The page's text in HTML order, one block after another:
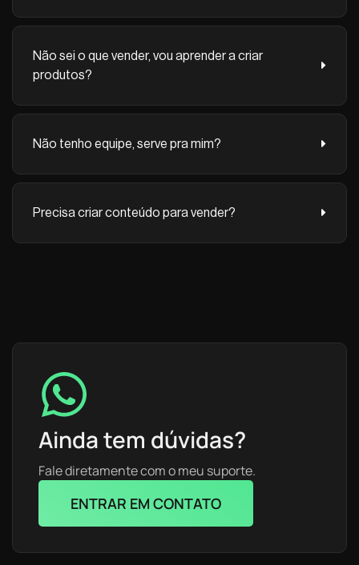
Não sei o que vender, vou aprender a criar
produtos?
Não tenho equipe, serve pra mim?
Precisa criar conteúdo para vender?
Ainda tem dúvidas?
Fale diretamente com o meu suporte.
ENTRAR EM CONTATO